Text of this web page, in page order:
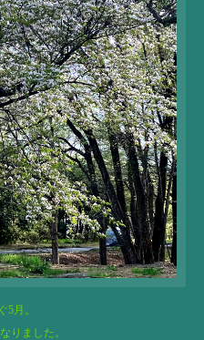
5月。
りました。